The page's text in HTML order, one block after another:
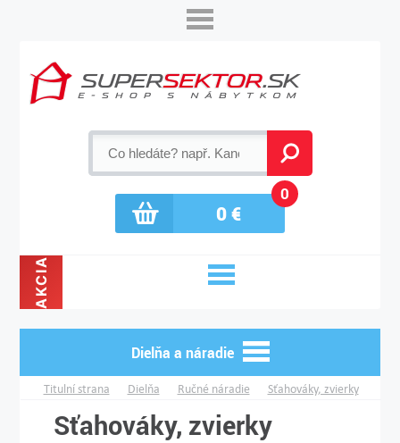
0€
0
AKCIA
Dielňa a náradie
Titulní strana Dielňa Ručné náradie Sťahováky, zvierky
Sťahováky, zvierky